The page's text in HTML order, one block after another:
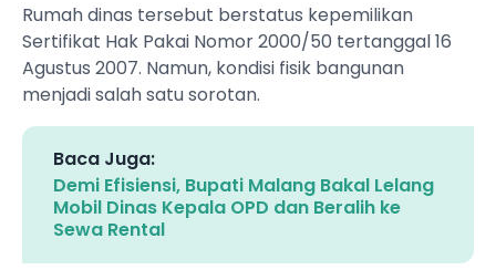
Rumah dinas tersebut berstatus kepemilikan
Sertifikat Hak Pakai Nomor 2000/50 tertanggal 16
Agustus 2007. Namun, kondisi fisik bangunan
menjadi salah satu sorotan.
Baca Juga:
Demi Efisiensi, Bupati Malang Bakal Lelang
Mobil Dinas Kepala OPD dan Beralih ke
Sewa Rental